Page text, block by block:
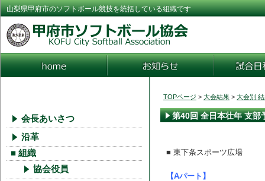
山梨県甲府市のソフトボール競技を統括している組織です
TOPページ > 大会結果 > 大会別
第40回 全日本壮年 支
■ 東下条スポーツ広場
【Aパート】
会長あいさつ
沿革
■ 組織
協会役員